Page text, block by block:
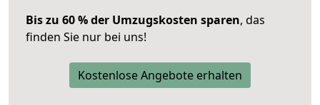
Bis zu 60 % der Umzugskosten sparen, das
finden Sie nur bei uns!
Kostenlose Angebote erhalten